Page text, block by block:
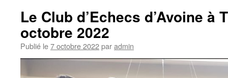
Le Club d’Echecs d’Avoine à
octobre 2022
Publié le7 octobre 2022paradmin